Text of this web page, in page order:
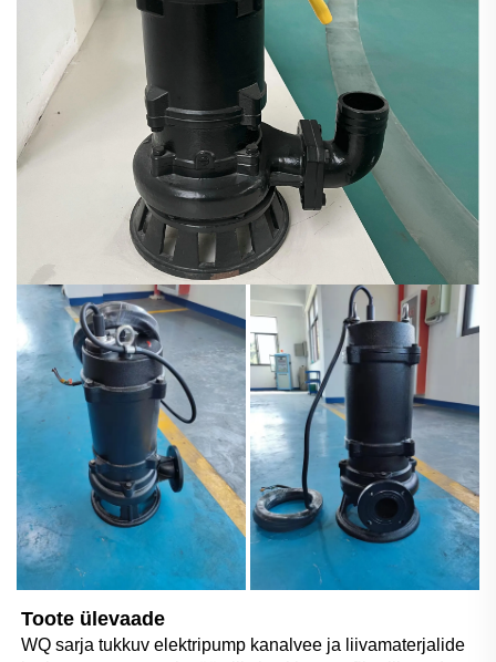
Toote ülevaade
WQ sarja tukkuv elektripump kanalvee ja liivamaterjalide